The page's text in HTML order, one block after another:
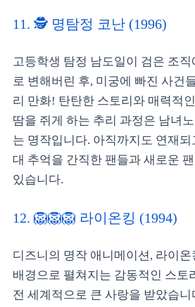
11. 🕵️️ 명탐정 코난 (1996)
고등학생 탐정 남도일이 검은 조
로 변해버린 후, 미궁에 빠진 사건
리 만화! 탄탄한 스토리와 매력적
땀을 쥐게 하는 추리 과정은 남녀
는 명작입니다. 아직까지도 연재되
대 추억을 간직한 팬들과 새로운
있습니다.
12. 🦁🦁🦁 라이온킹 (1994)
디즈니의 명작 애니메이션, 라이
배경으로 펼쳐지는 감동적인 스토
전 세계적으로 큰 사랑을 받았습